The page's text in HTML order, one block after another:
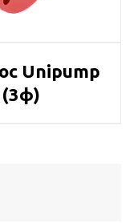
Unipump
(3ф)